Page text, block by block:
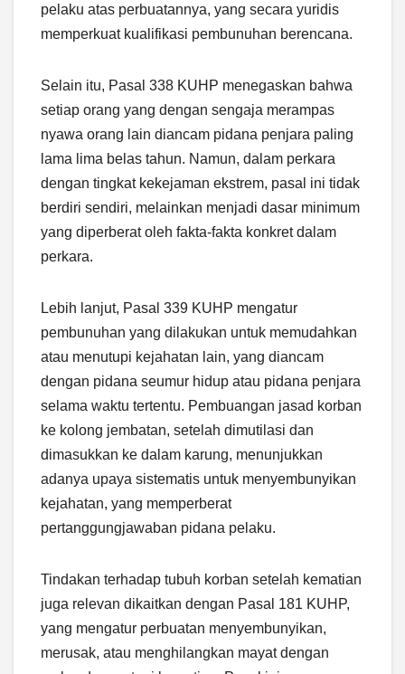
pelaku atas perbuatannya, yang secara yuridis
memperkuat kualifikasi pembunuhan berencana.
Selain itu, Pasal 338 KUHP menegaskan bahwa
setiap orang yang dengan sengaja merampas
nyawa orang lain diancam pidana penjara paling
lama lima belas tahun. Namun, dalam perkara
dengan tingkat kekejaman ekstrem, pasal ini tidak
berdiri sendiri, melainkan menjadi dasar minimum
yang diperberat oleh fakta-fakta konkret dalam
perkara.
Lebih lanjut, Pasal 339 KUHP mengatur
pembunuhan yang dilakukan untuk memudahkan
atau menutupi kejahatan lain, yang diancam
dengan pidana seumur hidup atau pidana penjara
selama waktu tertentu. Pembuangan jasad korban
ke kolong jembatan, setelah dimutilasi dan
dimasukkan ke dalam karung, menunjukkan
adanya upaya sistematis untuk menyembunyikan
kejahatan, yang memperberat
pertanggungjawaban pidana pelaku.
Tindakan terhadap tubuh korban setelah kematian
juga relevan dikaitkan dengan Pasal 181 KUHP,
yang mengatur perbuatan menyembunyikan,
merusak, atau menghilangkan mayat dengan